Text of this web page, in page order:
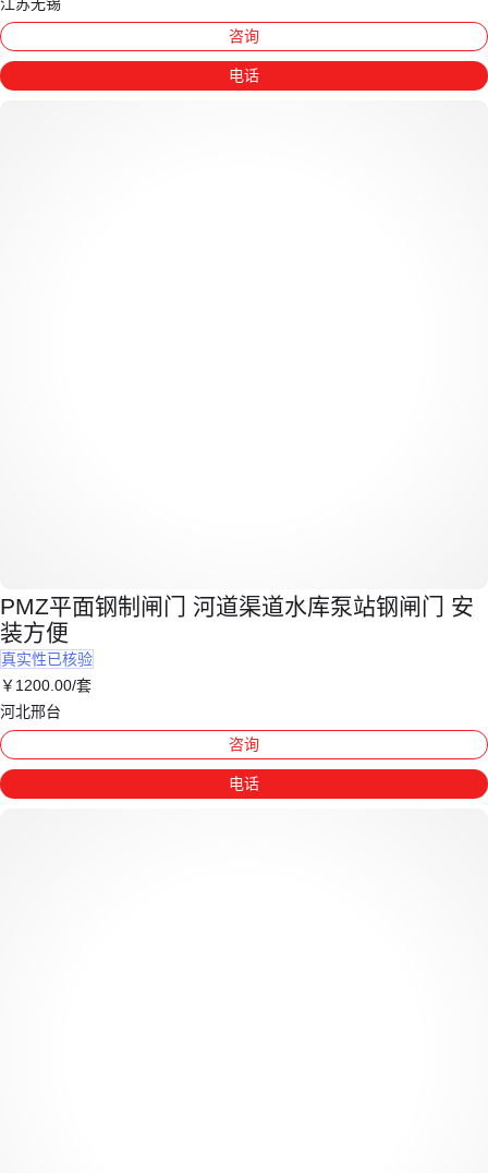
江苏无锡
咨询
电话
PMZ平面钢制闸门 河道渠道水库泵站钢闸门 安
装方便
真实性已核验
￥ 1200.00/套
河北邢台
咨询
电话